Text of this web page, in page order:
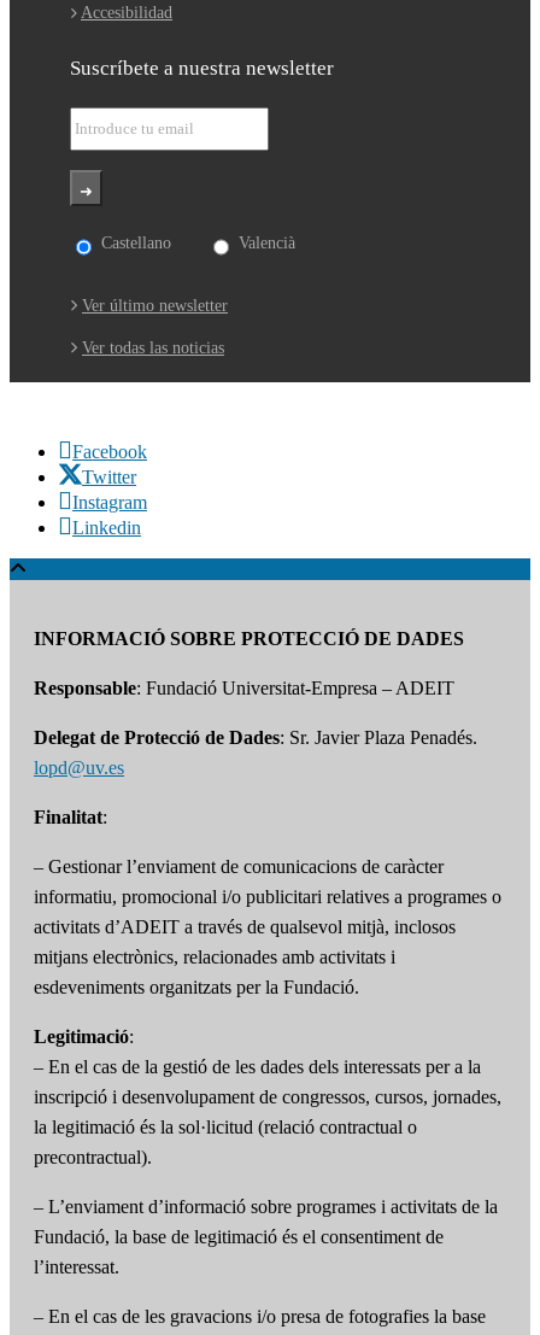
Accesibilidad
Suscríbete a nuestra newsletter
Castellano Valencià
Ver último newsletter
Ver todas las noticias
Facebook
Twitter
Instagram
Linkedin
INFORMACIÓ SOBRE PROTECCIÓ DE DADES
Responsable: Fundació Universitat-Empresa – ADEIT
Delegat de Protecció de Dades: Sr. Javier Plaza Penadés.
lopd@uv.es
Finalitat:
– Gestionar l’enviament de comunicacions de caràcter
informatiu, promocional i/o publicitari relatives a programes o
activitats d’ADEIT a través de qualsevol mitjà, inclosos
mitjans electrònics, relacionades amb activitats i
esdeveniments organitzats per la Fundació.
Legitimació:
– En el cas de la gestió de les dades dels interessats per a la
inscripció i desenvolupament de congressos, cursos, jornades,
la legitimació és la sol·licitud (relació contractual o
precontractual).
– L’enviament d’informació sobre programes i activitats de la
Fundació, la base de legitimació és el consentiment de
l’interessat.
– En el cas de les gravacions i/o presa de fotografies la base